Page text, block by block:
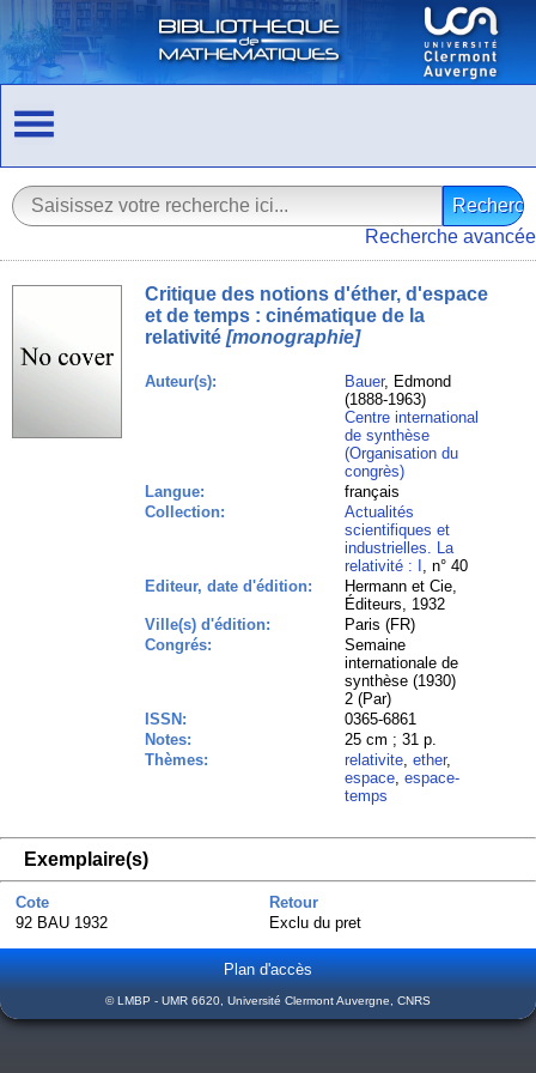
Recherche avancée
Critique des notions d'éther, d'espace
et de temps : cinématique de la
relativité [monographie]
Auteur(s): Bauer, Edmond
(1888-1963)
Centre international
de synthèse
(Organisation du
congrès)
Langue:
français
Collection:
Actualités
scientifiques et
industrielles. La
relativité : I , n° 40
Editeur, date d'édition:
Hermann et Cie,
Éditeurs, 1932
Ville(s) d'édition:
Paris (FR)
Congrés:
Semaine
internationale de
synthèse (1930)
2 (Par)
ISSN:
0365-6861
Notes:
25 cm ; 31 p.
Thèmes:
relativite,ether,
espace,espace-
temps
Exemplaire(s)
Cote
Retour
92 BAU 1932
Exclu du pret
Plan d'accès
© LMBP - UMR 6620, Université Clermont Auvergne, CNRS